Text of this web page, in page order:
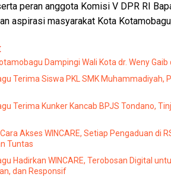
peran anggota Komisi V DPR RI
aspirasi masyarakat Kota
Dampingi Wali Kota dr. Weny
Terima Siswa PKL SMK Muhammadiyah,
Terima Kunker Kancab BPJS Tondano,
Akses WINCARE, Setiap Pengaduan di
Tuntas
Hadirkan WINCARE, Terobosan Digital
dan Responsif